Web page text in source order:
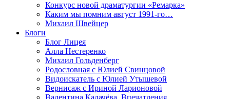
Конкурс новой драматургии «Ремарка»
Каким мы помним август 1991-го…
Михаил Швейцер
Блоги
Блог Лицея
Алла Нестеренко
Михаил Гольденберг
Родословная с Юлией Свинцовой
Видоискатель с Юлией Утышевой
Вернисаж с Ириной Ларионовой